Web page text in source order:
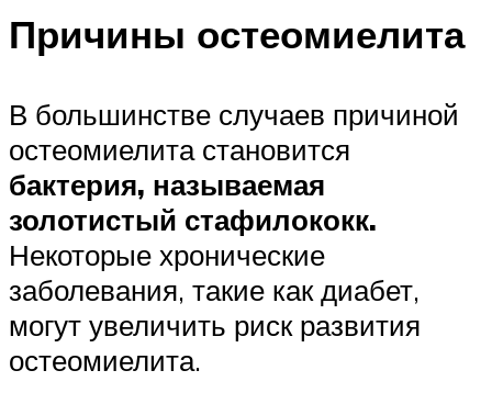
Причины остеомиелита
В большинстве случаев причиной
остеомиелита становится
бактерия, называемая
золотистый стафилококк.
Некоторые хронические
заболевания, такие как диабет,
могут увеличить риск развития
остеомиелита.